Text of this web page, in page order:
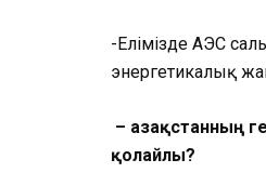
-Елімізде АЭС
энергетикалық
–
қолайлы?